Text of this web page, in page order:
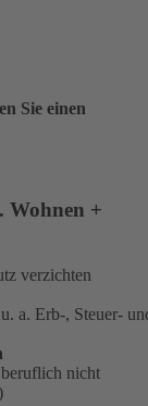
Sie einen
Wohnen +
verzichten
a. Erb-, Steuer-
nicht